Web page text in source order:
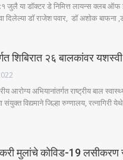
जुलै या डॉक्टर डे निमित्त लायन्स क्लब ऑफ
दिलेल्या डॉ राजेश पवार, डॉ अशोक बाफना
शिबिरात २६ बालकांवर
आरोग्य अभियानांतर्गत राष्ट्रीय बाल
संयुक्त विद्यमाने जिल्हा रुग्णालय, रत्नागिरी
मुलांचे कोविड-19 लसीकरण